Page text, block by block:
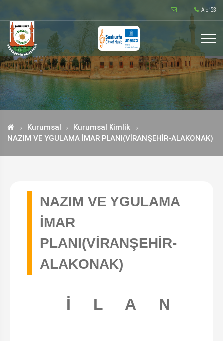
Alo 153
Kurumsal
Kurumsal Kimlik
NAZIM VE YGULAMA İMAR PLANI(VİRANŞEHİR-ALAKONAK)
NAZIM VE YGULAMA
İMAR
PLANI(VİRANŞEHİR-
ALAKONAK)
İ L A N